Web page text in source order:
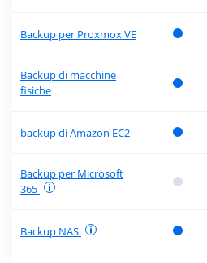
Backup per Proxmox VE
Backup di macchine
fisiche
backup di Amazon EC2
Backup per Microsoft
365
Backup NAS